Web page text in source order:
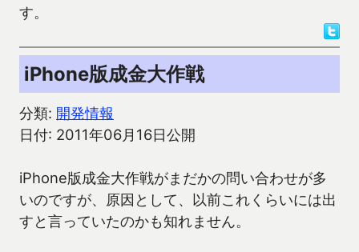
す。
iPhone版成金大作戦
分類: 開発情報
日付: 2011年06月16日公開
iPhone版成金大作戦がまだかの問い合わせが多
いのですが、原因として、以前これくらいには出
すと言っていたのかも知れません。